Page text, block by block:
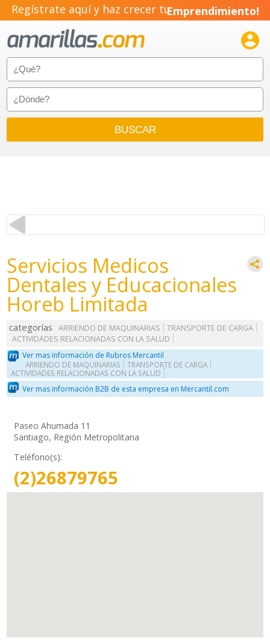
Regístrate aquí y haz crecer tuEmprendimiento!

Servicios Medicos
Dentales y Educacionales
Horeb Limitada
categorías ARRIENDO DE MAQUINARIAS
TRANSPORTE DE CARGA
ACTIVIDADES RELACIONADAS CON LA SALUD
Ver mas información de Rubros Mercantil
ARRIENDO DE MAQUINARIAS
TRANSPORTE DE CARGA
ACTIVIDADES RELACIONADAS CON LA SALUD
Ver mas información B2B de esta empresa en Mercantil.com
Paseo Ahumada 11
Santiago, Región Metropolitana
Teléfono(s):
(2)26879765